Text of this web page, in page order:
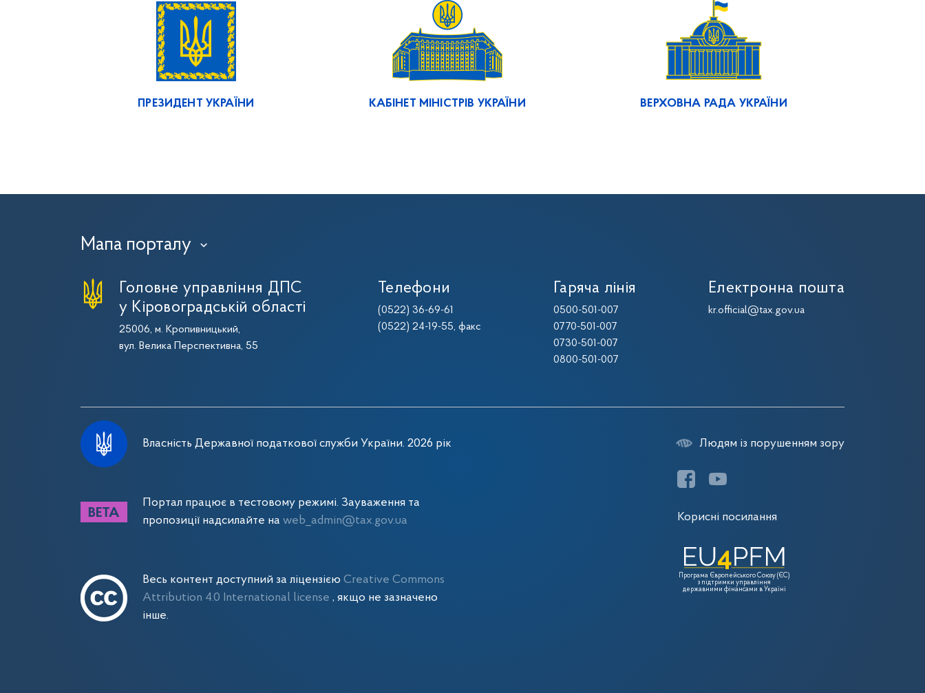
ПРЕЗИДЕНТ УКРАЇНИ КАБІНЕТ МІНІСТРІВ УКРАЇНИ ВЕРХОВНА РАДА УКРАЇНИ
Мапа порталу ›
Головне управління ДПС
у Кіровоградській області
25006, м. Кропивницький,
вул. Велика Перспективна, 55
Телефони
(0522) 36-69-61
(0522) 24-19-55, факс
Гаряча лінія
0500-501-007
0770-501-007
0730-501-007
0800-501-007
Електронна пошта
kr.official@tax.gov.ua
Власність Державної податкової служби України. 2026 рік
Портал працює в тестовому режимі. Зауваження та
пропозиції надсилайте на web_admin@tax.gov.ua
Весь контент доступний за ліцензією Creative Commons
Attribution 4.0 International license , якщо не зазначено
інше.
Людям із порушенням зору
Корисні посилання
Програма Європейського Союзу (ЄС)
з підтримки управління
державними фінансами в Україні